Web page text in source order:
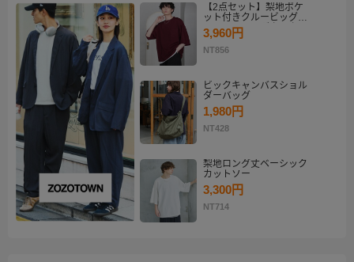
【2点セット】梨地ポケ
ット付きクルービッグT
シャツ＆ロングタンクト
ップアンサンブルセット
3,960円
NT856
ビックキャンバスショル
ダーバッグ
1,980円
NT428
梨地ロング丈ベーシック
カットソー
3,300円
NT714